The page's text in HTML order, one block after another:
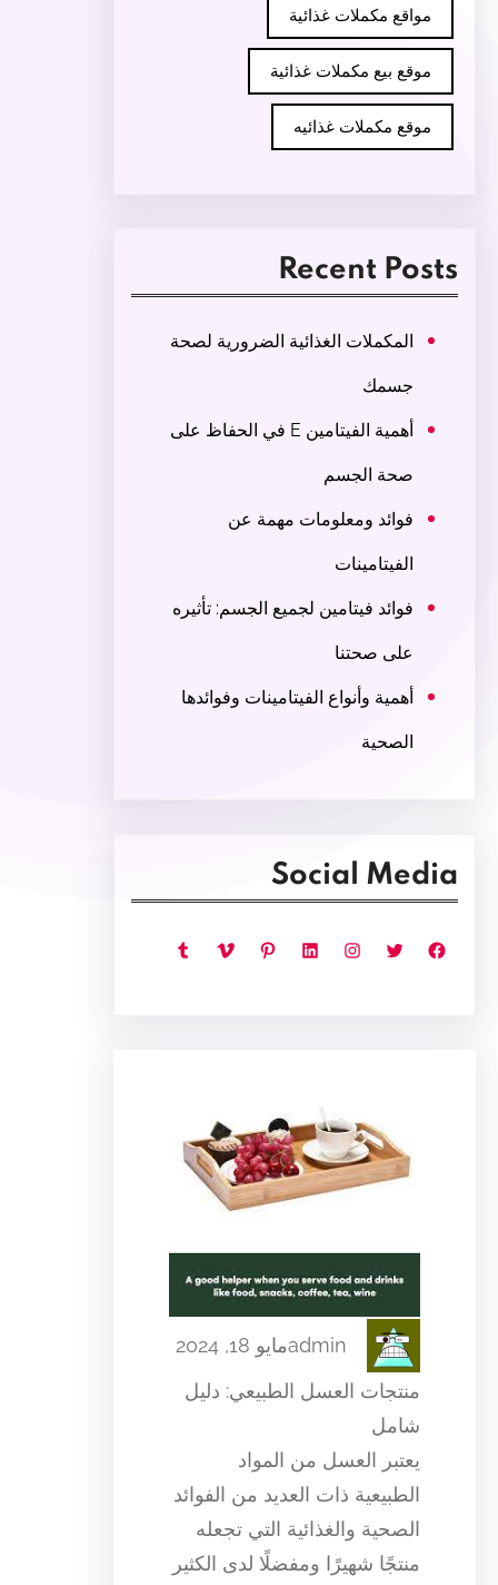
مواقع مكملات غذائية
موقع بيع مكملات غذائية
موقع مكملات غذائيه
Recent Posts
المكملات الغذائية الضرورية لصحة
جسمك
أهمية الفيتامين E في الحفاظ على
صحة الجسم
فوائد ومعلومات مهمة عن
الفيتامينات
فوائد فيتامين لجميع الجسم: تأثيره
على صحتنا
أهمية وأنواع الفيتامينات وفوائدها
الصحية
Social Media
فيسبوك تويتر إنستجرام لينكد إن بينتريست فيميو تمبلر
adminمايو 18, 2024
منتجات العسل الطبيعي: دليل
شامل
يعتبر العسل من المواد
الطبيعية ذات العديد من الفوائد
الصحية والغذائية التي تجعله
منتجًا شهيرًا ومفضلًا لدى الكثير